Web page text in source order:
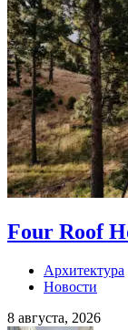
Four Roof
Архитектура
Новости
8 августа, 2026